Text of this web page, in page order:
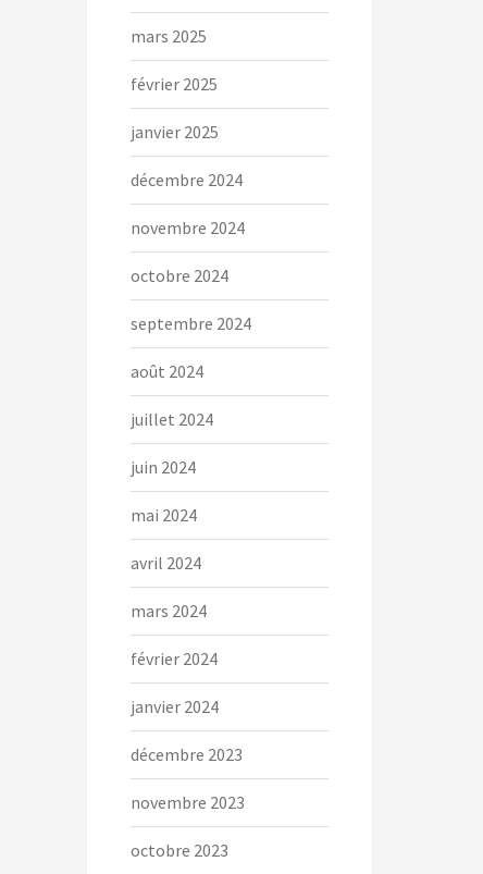
mars 2025
février 2025
janvier 2025
décembre 2024
novembre 2024
octobre 2024
septembre 2024
août 2024
juillet 2024
juin 2024
mai 2024
avril 2024
mars 2024
février 2024
janvier 2024
décembre 2023
novembre 2023
octobre 2023